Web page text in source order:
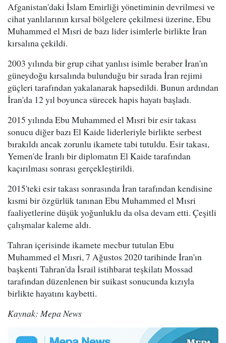
Afganistan'daki İslam Emirliği yönetiminin devrilmesi ve
cihat yanlılarının kırsal bölgelere çekilmesi üzerine, Ebu
Muhammed el Mısri de bazı lider isimlerle birlikte İran
kırsalına çekildi.
2003 yılında bir grup cihat yanlısı isimle beraber İran'ın
güneydoğu kırsalında bulunduğu bir sırada İran rejimi
güçleri tarafından yakalanarak hapsedildi. Bunun ardından
İran'da 12 yıl boyunca sürecek hapis hayatı başladı.
2015 yılında Ebu Muhammed el Mısri bir esir takası
sonucu diğer bazı El Kaide liderleriyle birlikte serbest
bırakıldı ancak zorunlu ikamete tabi tutuldu. Esir takası,
Yemen'de İranlı bir diplomatın El Kaide tarafından
kaçırılması sonrası gerçekleştirildi.
2015'teki esir takası sonrasında İran tarafından kendisine
kısmi bir özgürlük tanınan Ebu Muhammed el Mısri
faaliyetlerine düşük yoğunluklu da olsa devam etti. Çeşitli
çalışmalar kaleme aldı.
Tahran içerisinde ikamete mecbur tutulan Ebu
Muhammed el Mısri, 7 Ağustos 2020 tarihinde İran'ın
başkenti Tahran'da İsrail istihbarat teşkilatı Mossad
tarafından düzenlenen bir suikast sonucunda kızıyla
birlikte hayatını kaybetti.
Kaynak: Mepa News